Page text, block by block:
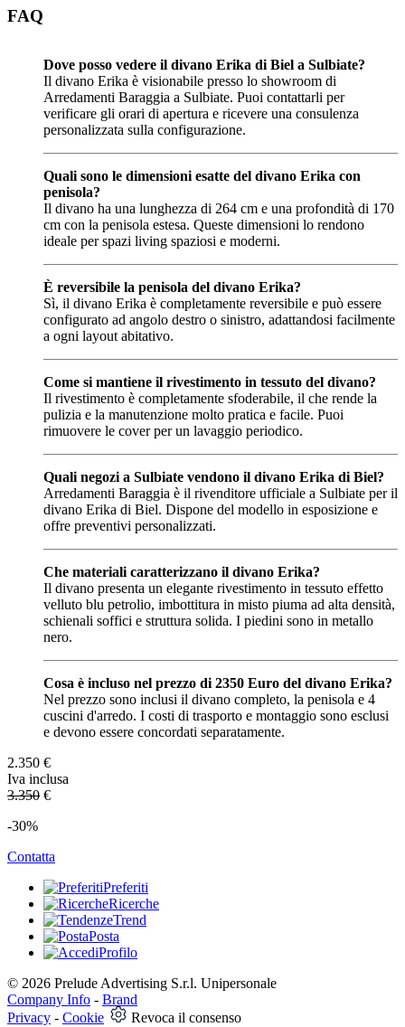
FAQ
Dove posso vedere il divano Erika di Biel a Sulbiate?
Il divano Erika è visionabile presso lo showroom di
Arredamenti Baraggia a Sulbiate. Puoi contattarli per
verificare gli orari di apertura e ricevere una consulenza
personalizzata sulla configurazione.
Quali sono le dimensioni esatte del divano Erika con
penisola?
Il divano ha una lunghezza di 264 cm e una profondità di 170
cm con la penisola estesa. Queste dimensioni lo rendono
ideale per spazi living spaziosi e moderni.
È reversibile la penisola del divano Erika?
Sì, il divano Erika è completamente reversibile e può essere
configurato ad angolo destro o sinistro, adattandosi facilmente
a ogni layout abitativo.
Come si mantiene il rivestimento in tessuto del divano?
Il rivestimento è completamente sfoderabile, il che rende la
pulizia e la manutenzione molto pratica e facile. Puoi
rimuovere le cover per un lavaggio periodico.
Quali negozi a Sulbiate vendono il divano Erika di Biel?
Arredamenti Baraggia è il rivenditore ufficiale a Sulbiate per il
divano Erika di Biel. Dispone del modello in esposizione e
offre preventivi personalizzati.
Che materiali caratterizzano il divano Erika?
Il divano presenta un elegante rivestimento in tessuto effetto
velluto blu petrolio, imbottitura in misto piuma ad alta densità,
schienali soffici e struttura solida. I piedini sono in metallo
nero.
Cosa è incluso nel prezzo di 2350 Euro del divano Erika?
Nel prezzo sono inclusi il divano completo, la penisola e 4
cuscini d'arredo. I costi di trasporto e montaggio sono esclusi
e devono essere concordati separatamente.
2.350 €
Iva inclusa
3.350 €
-30%
Contatta
Preferiti
Ricerche
Trend
Posta
Profilo
© 2026 Prelude Advertising S.r.l. Unipersonale
Company Info - Brand
Privacy - Cookie Revoca il consenso